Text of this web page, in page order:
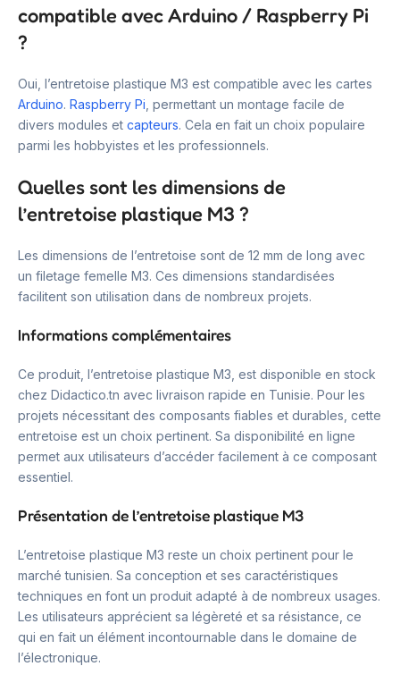
compatible avec Arduino / Raspberry Pi
?
Oui, l’entretoise plastique M3 est compatible avec les cartes
Arduino. Raspberry Pi , permettant un montage facile de
divers modules et capteurs. Cela en fait un choix populaire
parmi les hobbyistes et les professionnels.
Quelles sont les dimensions de
l’entretoise plastique M3 ?
Les dimensions de l’entretoise sont de 12 mm de long avec
un filetage femelle M3. Ces dimensions standardisées
facilitent son utilisation dans de nombreux projets.
Informations complémentaires
Ce produit, l’entretoise plastique M3, est disponible en stock
chez Didactico.tn avec livraison rapide en Tunisie. Pour les
projets nécessitant des composants fiables et durables, cette
entretoise est un choix pertinent. Sa disponibilité en ligne
permet aux utilisateurs d’accéder facilement à ce composant
essentiel.
Présentation de l’entretoise plastique M3
L’entretoise plastique M3 reste un choix pertinent pour le
marché tunisien. Sa conception et ses caractéristiques
techniques en font un produit adapté à de nombreux usages.
Les utilisateurs apprécient sa légèreté et sa résistance, ce
qui en fait un élément incontournable dans le domaine de
l’électronique.